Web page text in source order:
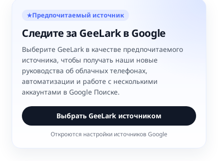
★Предпочитаемый источник
Следите за GeeLark в Google
Выберите GeeLark в качестве предпочитаемого
источника, чтобы получать наши новые
руководства об облачных телефонах,
автоматизации и работе с несколькими
аккаунтами в Google Поиске.
Выбрать GeeLark источником
Откроются настройки источников Google